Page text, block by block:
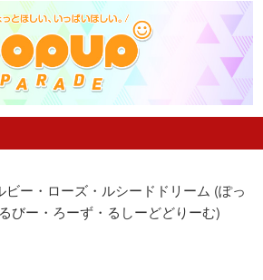
ビー・ローズ・ルシードドリーム (ぽっ
びー・ろーず・るしーどどりーむ)